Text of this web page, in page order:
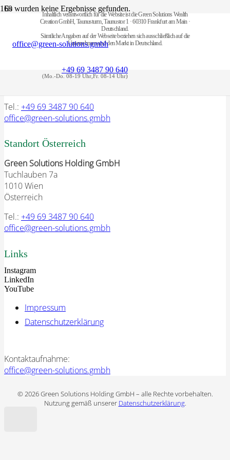
Inhaltlich verantwortlich für die Website ist die Green Solutions Wealth
Creation GmbH, Taunusturm, Taunustor 1 · 60310 Frankfurt am Main ·
Deutschland.
Sämtliche Angaben auf der Webseite beziehen sich ausschließlich auf die
Unternehmen und den Markt in Deutschland.
office@green-solutions.gmbh
+49 69 3487 90 640
Es wurden keine Ergebnisse gefunden.
Standort Deutschland
Taunusturm, Taunustor 1
60310 Frankfurt am Main
Tel.: +49 69 3487 90 640
office@green-solutions.gmbh
Standort Österreich
Green Solutions Holding GmbH
Tuchlauben 7a
1010 Wien
Österreich
Tel.: +49 69 3487 90 640
office@green-solutions.gmbh
Links
Instagram
LinkedIn
YouTube
Impressum
Datenschutzerklärung
Kontaktaufnahme:
office@green-solutions.gmbh
© 2026 Green Solutions Holding GmbH – alle Rechte vorbehalten.
Nutzung gemäß unserer Datenschutzerklärung.